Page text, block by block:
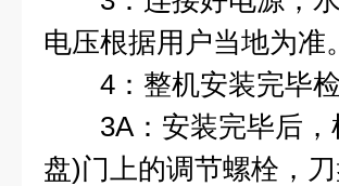
电压根据用户当地为准。
4：整机安装完毕检
3A：安装完毕后，
盘)门上的调节螺栓，